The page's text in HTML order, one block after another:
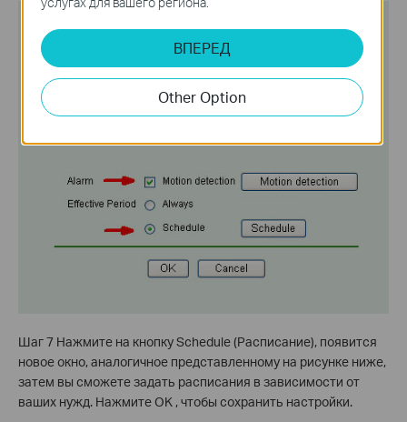
Шаг 7 Нажмите на кнопку Schedule (Расписание), появится
новое окно, аналогичное представленному на рисунке ниже,
затем вы сможете задать расписания в зависимости от
ваших нужд. Нажмите OK , чтобы сохранить настройки.
ВПЕРЕД
Other Option